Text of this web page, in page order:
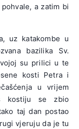
a zatim bi
uz katakombe u
bazilika Sv.
su prilici u te
kosti Petra i
u vrijem
kostiju se zbio
taj dan postao
vjeruju da je tu